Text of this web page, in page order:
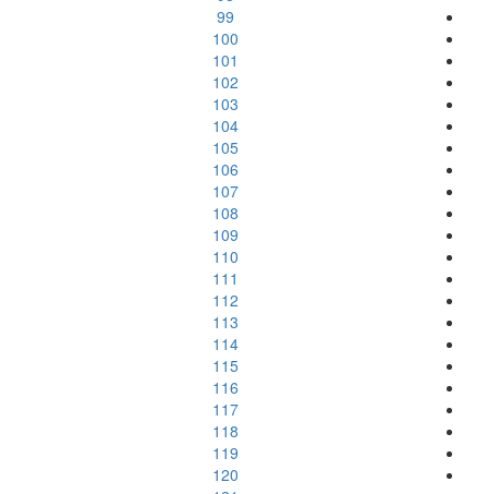
99
100
101
102
103
104
105
106
107
108
109
110
111
112
113
114
115
116
117
118
119
120